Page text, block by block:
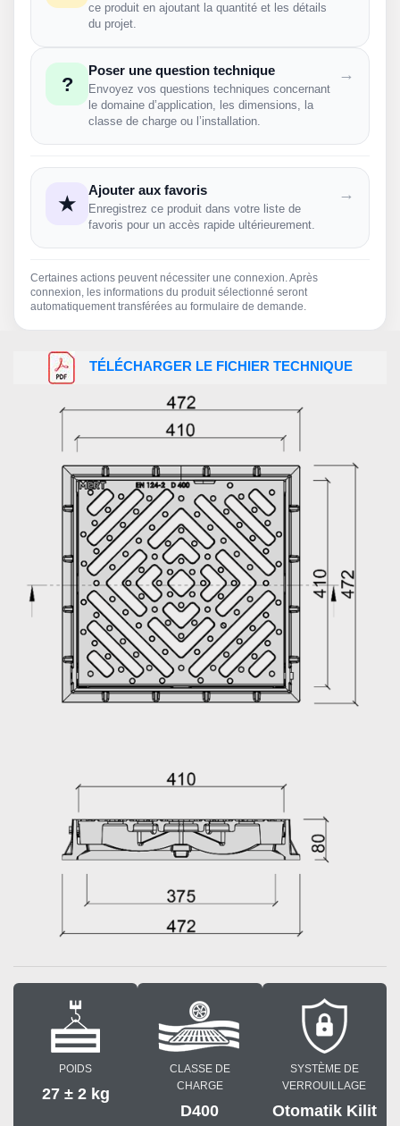
ce produit en ajoutant la quantité et les détails
du projet.
?
Poser une question technique
Envoyez vos questions techniques concernant
le domaine d’application, les dimensions, la
classe de charge ou l’installation.
→
★
Ajouter aux favoris
Enregistrez ce produit dans votre liste de
favoris pour un accès rapide ultérieurement.
→
Certaines actions peuvent nécessiter une connexion. Après
connexion, les informations du produit sélectionné seront
automatiquement transférées au formulaire de demande.
TÉLÉCHARGER LE FICHIER TECHNIQUE
POIDS
27 ± 2 kg
CLASSE DE
CHARGE
D400
SYSTÈME DE
VERROUILLAGE
Otomatik Kilit